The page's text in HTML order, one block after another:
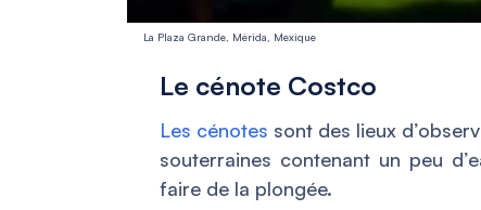
La Plaza Grande, Mérida, Mexique
Le cénote Costco
Les cénotes sont des lieux
souterraines contenant un peu
faire de la plongée.